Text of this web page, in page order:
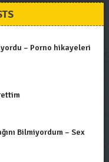
– Porno hikayeleri
Bilmiyordum – Sex